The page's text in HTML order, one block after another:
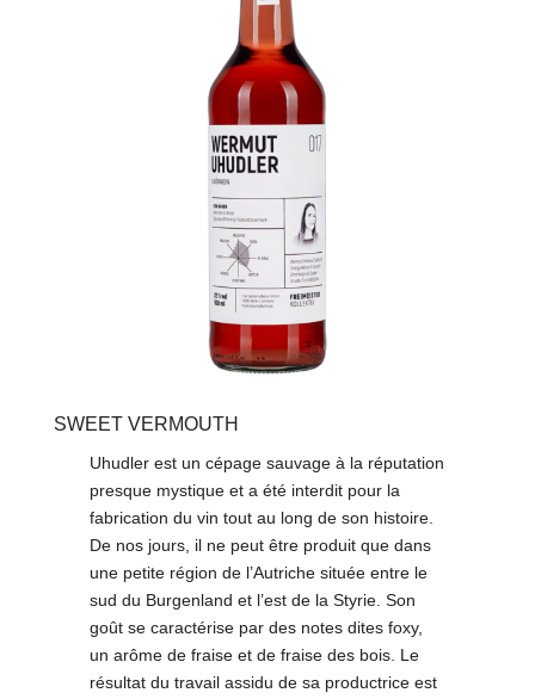
SWEET VERMOUTH
Uhudler est un cépage sauvage à la réputation
presque mystique et a été interdit pour la
fabrication du vin tout au long de son histoire.
De nos jours, il ne peut être produit que dans
une petite région de l’Autriche située entre le
sud du Burgenland et l’est de la Styrie. Son
goût se caractérise par des notes dites foxy,
un arôme de fraise et de fraise des bois. Le
résultat du travail assidu de sa productrice est